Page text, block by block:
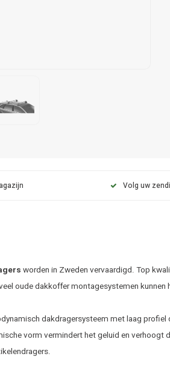
Volg uw
worden in Zweden vervaardigd. Top
oude dakkoffer montagesystemen
dakdragersysteem met laag
vorm vermindert het geluid en